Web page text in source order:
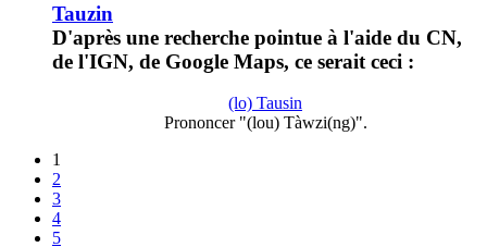
Tauzin
D'après une recherche pointue à l'aide du CN,
de l'IGN, de Google Maps, ce serait ceci :
(lo) Tausin
Prononcer "(lou) Tàwzi(ng)".
1
2
3
4
5